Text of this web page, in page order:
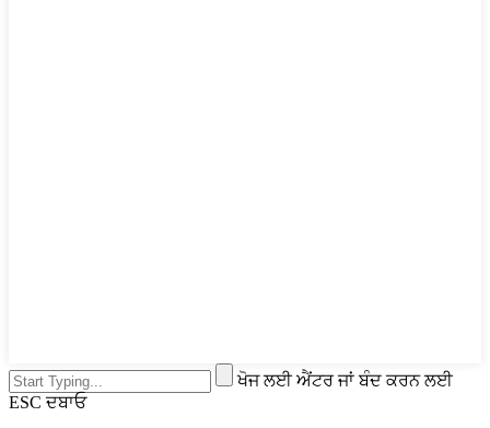
ਖੋਜ ਲਈ ਐਂਟਰ ਜਾਂ ਬੰਦ ਕਰਨ ਲਈ
ESC ਦਬਾਓ